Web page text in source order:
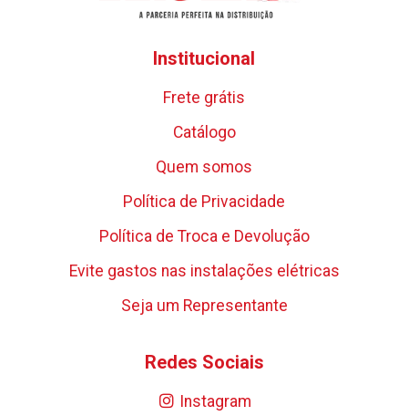
Institucional
Frete grátis
Catálogo
Quem somos
Política de Privacidade
Política de Troca e Devolução
Evite gastos nas instalações elétricas
Seja um Representante
Redes Sociais
Instagram